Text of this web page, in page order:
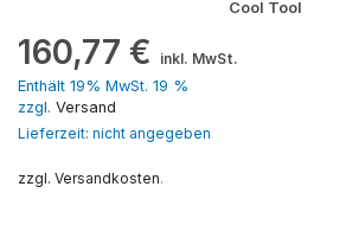
Cool Tool
160,77 €
inkl. MwSt.
Enthält 19% MwSt. 19 %
zzgl. Versand
Lieferzeit: nicht angegeben
zzgl. Versandkosten.